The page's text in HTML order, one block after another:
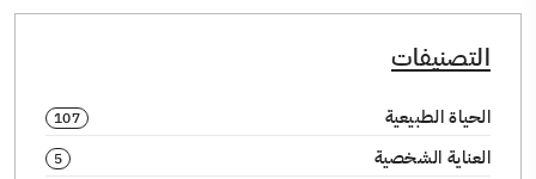
التصنيفات
الحياة الطبيعية 107
العناية الشخصية 5